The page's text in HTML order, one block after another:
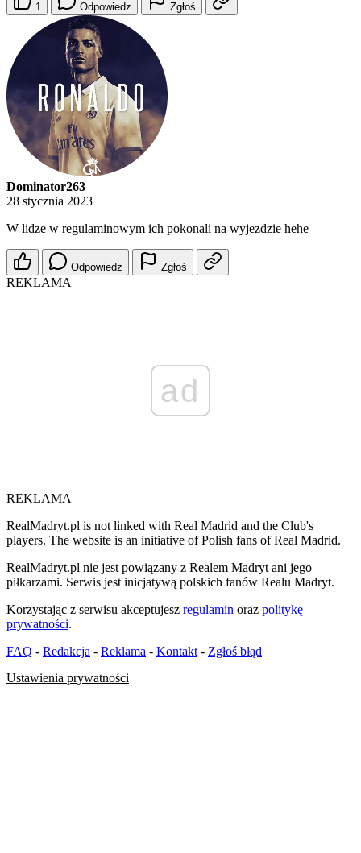
1 Odpowiedz Zgłoś
Dominator263
28 stycznia 2023
W lidze w regulaminowym ich pokonali na wyjezdzie hehe
Odpowiedz Zgłoś
REKLAMA
ad
REKLAMA
RealMadryt.pl is not linked with Real Madrid and the Club's
players. The website is an initiative of Polish fans of Real Madrid.
RealMadryt.pl nie jest powiązany z Realem Madryt ani jego
piłkarzami. Serwis jest inicjatywą polskich fanów Realu Madryt.
Korzystając z serwisu akceptujesz regulamin oraz politykę
prywatności.
FAQ - Redakcja - Reklama - Kontakt - Zgłoś błąd
Ustawienia prywatności